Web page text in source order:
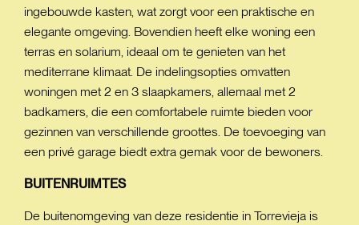
ingebouwde kasten, wat zorgt voor een praktische en
elegante omgeving. Bovendien heeft elke woning een
terras en solarium, ideaal om te genieten van het
mediterrane klimaat. De indelingsopties omvatten
woningen met 2 en 3 slaapkamers, allemaal met 2
badkamers, die een comfortabele ruimte bieden voor
gezinnen van verschillende groottes. De toevoeging van
een privé garage biedt extra gemak voor de bewoners.
BUITENRUIMTES
De buitenomgeving van deze residentie in Torrevieja is